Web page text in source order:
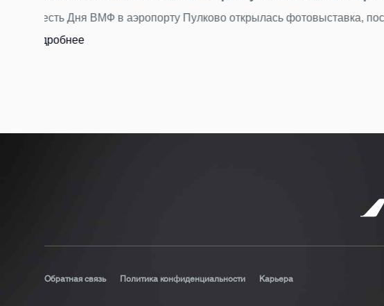
День потерянных вещей находок: что мы находим в
Бюст древнегреческой богини, бензопилу и еще 15 тысяч
Обратная связь Политика конфиденциальности Карьера